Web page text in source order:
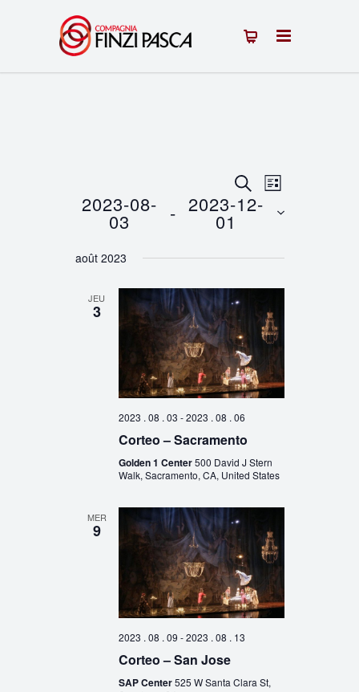
Recherche
et
navigation
de
vues
Évènements
RECHERCHE
Navigation
de
LISTE
2023-08-
03 - 2023-12-
01
une
août 2023
JEU
3
2023 . 08 . 03 -2023 . 08 . 06
Corteo – Sacramento
Golden 1 Center500 David J Stern
Walk, Sacramento, CA, United States
MER
9
2023 . 08 . 09 -2023 . 08 . 13
Corteo – San Jose
SAP Center525 W Santa Clara St,